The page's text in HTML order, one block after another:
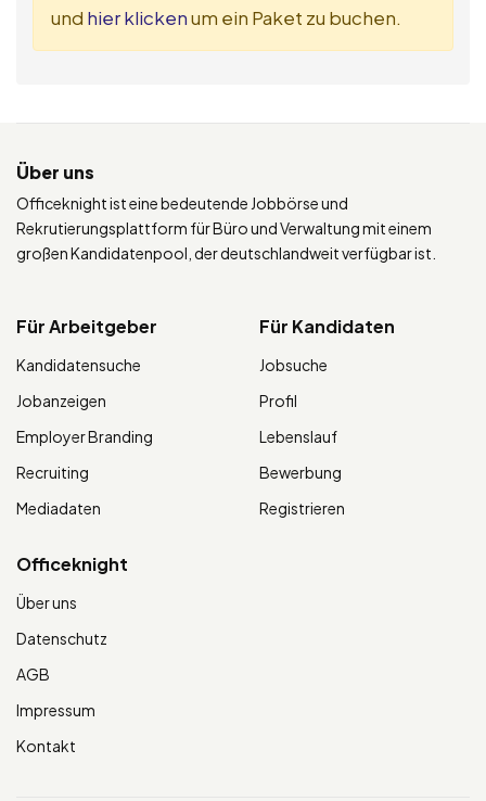
und hier klickenum ein Paket zu buchen.
Über uns
Officeknight ist eine bedeutende Jobbörse und
Rekrutierungsplattform für Büro und Verwaltung mit einem
großen Kandidatenpool, der deutschlandweit verfügbar ist.
Für Arbeitgeber
Kandidatensuche
Jobanzeigen
Employer Branding
Recruiting
Mediadaten
Für Kandidaten
Jobsuche
Profil
Lebenslauf
Bewerbung
Registrieren
Officeknight
Über uns
Datenschutz
AGB
Impressum
Kontakt